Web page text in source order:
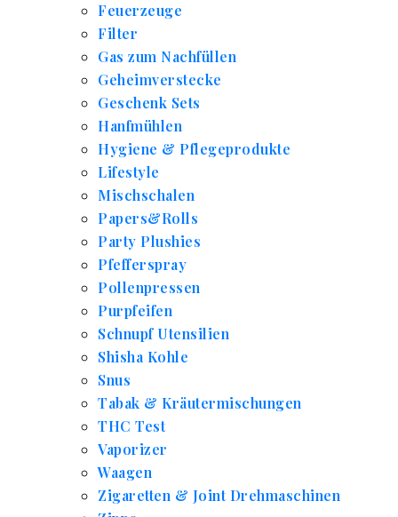
Feuerzeuge
Filter
Gas zum Nachfüllen
Geheimverstecke
Geschenk Sets
Hanfmühlen
Hygiene & Pflegeprodukte
Lifestyle
Mischschalen
Papers&Rolls
Party Plushies
Pfefferspray
Pollenpressen
Purpfeifen
Schnupf Utensilien
Shisha Kohle
Snus
Tabak & Kräutermischungen
THC Test
Vaporizer
Waagen
Zigaretten & Joint Drehmaschinen